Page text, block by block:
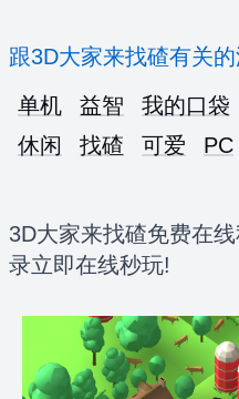
跟3D大家来找碴有关
单机
益智 我的口袋
休闲
找碴 可爱 PC
3D大家来找碴免费在
录立即在线秒玩!